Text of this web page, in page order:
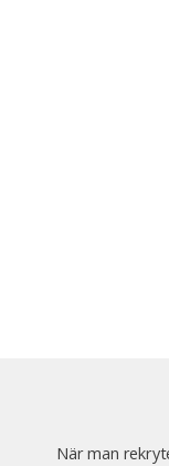
När man